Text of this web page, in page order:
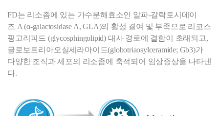
FD는 리소좀에 있는 가수분해효소인 알파-갈락토시데이
즈 A (α-galactosidase A, GLA)의 활성 결여 및 부족으로 리코스
핑고리피드 (glycosphingolipid) 대사 경로에 결함이 초래되고,
글로보트리아오실세라마이드(globotriaosylceramide; Gb3)가
다양한 조직과 세포의 리소좀에 축적되어 임상증상을 나타낸
다.